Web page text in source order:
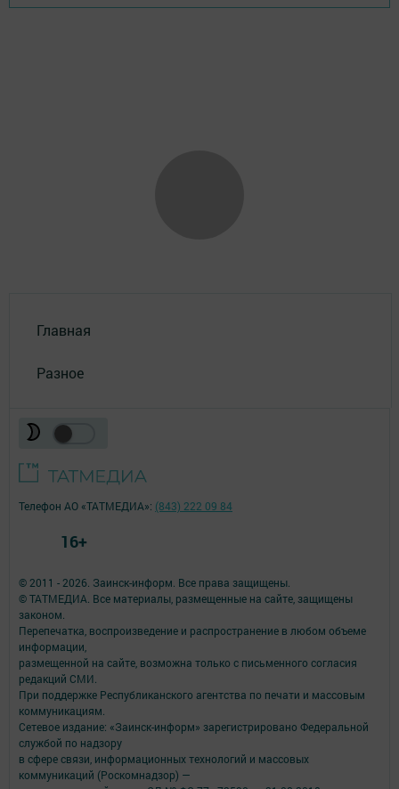
Главная
Разное
© 2011 - 2026. Заинск-информ. Все права защищены.
© ТАТМЕДИА. Все материалы, размещенные на сайте, защищены
законом.
Перепечатка, воспроизведение и распространение в любом объеме
информации,
размещенной на сайте, возможна только с письменного согласия
редакций СМИ.
При поддержке Республиканского агентства по печати и массовым
коммуникациям.
Сетевое издание: «Заинск-информ» зарегистрировано Федеральной
службой по надзору
в сфере связи, информационных технологий и массовых
коммуникаций (Роскомнадзор) —
Телефон АО «ТАТМЕДИА»: (843) 222 09 84
16+